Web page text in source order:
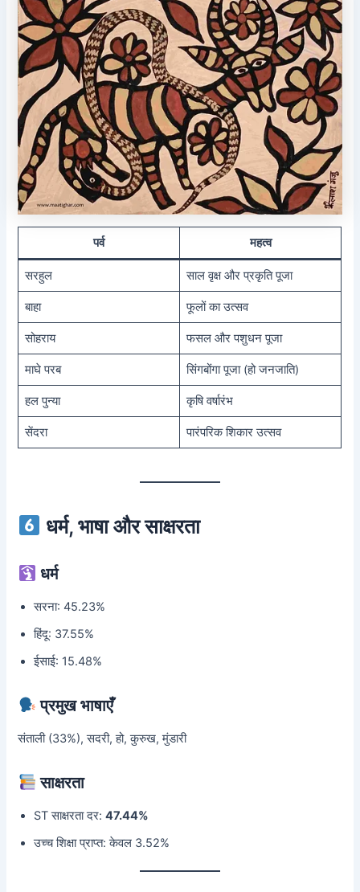
पर्व महत्व
सरहुल साल वृक्ष और प्रकृति पूजा
बाहा फूलों का उत्सव
सोहराय फसल और पशुधन पूजा
माघे परब सिंगबोंगा पूजा (हो जनजाति)
हल पुन्या कृषि वर्षारंभ
सेंदरा पारंपरिक शिकार उत्सव
धर्म, भाषा और साक्षरता
धर्म
सरना: 45.23%
हिंदू: 37.55%
ईसाई: 15.48%
प्रमुख भाषाएँ
संताली (33%), सदरी, हो, कुरुख, मुंडारी
साक्षरता
ST साक्षरता दर:47.44%
उच्च शिक्षा प्राप्त: केवल 3.52%